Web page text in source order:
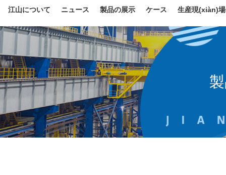
江山について ニュース 製品の展示 ケース 生産現(xiàn)